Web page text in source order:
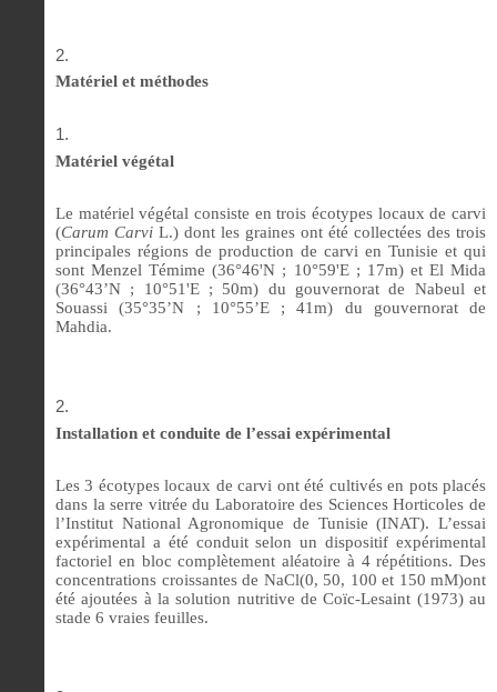
Matériel et méthodes
Matériel végétal
Le matériel végétal consiste en trois écotypes locaux de carvi
(Carum Carvi L.) dont les graines ont été collectées des trois
principales régions de production de carvi en Tunisie et qui
sont Menzel Témime (36°46'N ; 10°59'E ; 17m) et El Mida
(36°43’N ; 10°51'E ; 50m) du gouvernorat de Nabeul et
Souassi (35°35’N ; 10°55’E ; 41m) du gouvernorat de
Mahdia.
Installation et conduite de l’essai expérimental
Les 3 écotypes locaux de carvi ont été cultivés en pots placés
dans la serre vitrée du Laboratoire des Sciences Horticoles de
l’Institut National Agronomique de Tunisie (INAT). L’essai
expérimental a été conduit selon un dispositif expérimental
factoriel en bloc complètement aléatoire à 4 répétitions. Des
concentrations croissantes de NaCl(0, 50, 100 et 150 mM)ont
été ajoutées à la solution nutritive de Coïc-Lesaint (1973) au
stade 6 vraies feuilles.